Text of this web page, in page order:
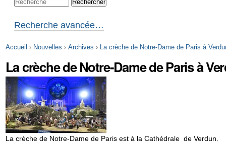
navigation
Recherche avancée…
Accueil › Nouvelles › Archives › La crèche de Notre-Dame de Paris à
La crèche de Notre-Dame de Paris à
La crèche de Notre-Dame de Paris est à la Cathédrale de Verdun.